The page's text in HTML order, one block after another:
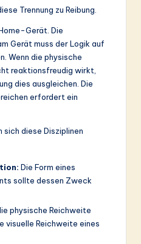
Trennung zu Reibung.
Gerät. Die
Gerät muss der Logik auf
Wenn die physische
reaktionsfreudig wirkt,
dies ausgleichen. Die
erfordert ein
sich diese Disziplinen
Die Form eines
sollte dessen Zweck
physische Reichweite
visuelle Reichweite eines